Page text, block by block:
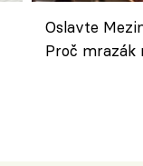
Oslavte
Proč